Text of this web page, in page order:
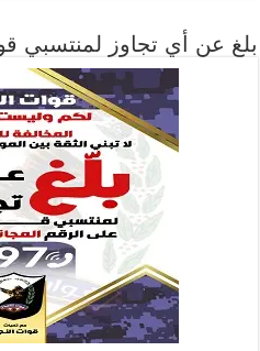
بلغ عن أي تجاوز لمنتسبي